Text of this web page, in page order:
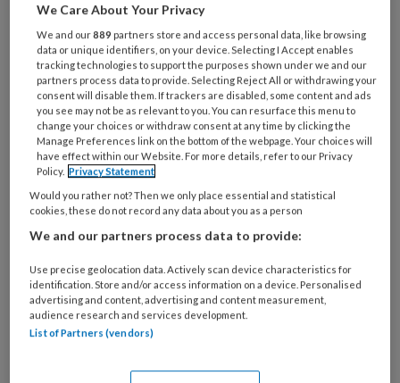
Al een account of abonnement?
Wat
is
je
e-
mailadres?
* *
Kies
je
wachtwoord*
Kies
je
Bij
welke
organisatie
werk
We Care About Your Privacy
We and our889 partners store and access personal data, like browsing
data or unique identifiers, on your device. Selecting I Accept enables
tracking technologies to support the purposes shown under we and our
partners process data to provide. Selecting Reject All or withdrawing your
consent will disable them. If trackers are disabled, some content and ads
you see may not be as relevant to you. You can resurface this menu to
change your choices or withdraw consent at any time by clicking the
Manage Preferences link on the bottom of the webpage. Your choices will
have effect within our Website. For more details, refer to our Privacy
Policy. Privacy Statement
Would you rather not? Then we only place essential and statistical
cookies, these do not record any data about you as a person
We and our partners process data to provide:
Use precise geolocation data. Actively scan device characteristics for
identification. Store and/or access information on a device. Personalised
advertising and content, advertising and content measurement,
audience research and services development.
List of Partners (vendors)